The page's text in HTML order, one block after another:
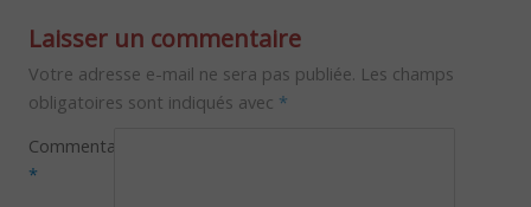
Laisser un commentaire
Votre adresse e-mail ne sera pas publiée. Les champs
obligatoires sont indiqués avec *
Commentaire
*